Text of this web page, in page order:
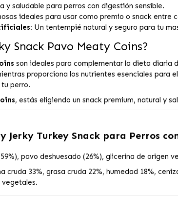
y saludable para perros con digestión sensible.
ideales para usar como premio o snack entre
Un tentempié natural y seguro para tu
Snack Pavo Meaty Coins?
son ideales para complementar la dieta diaria
proporciona los nutrientes esenciales
perro.
, estás eligiendo un snack premium, natural y
Jerky Turkey Snack para Perros
pavo deshuesado (26%), glicerina de origen
cruda 33%, grasa cruda 22%, humedad 18%,